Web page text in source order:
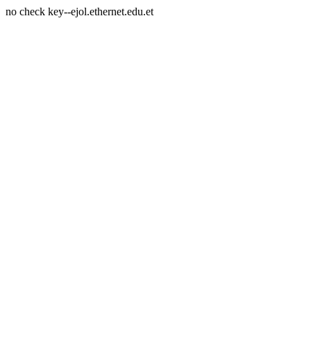
no check key--ejol.ethernet.edu.et